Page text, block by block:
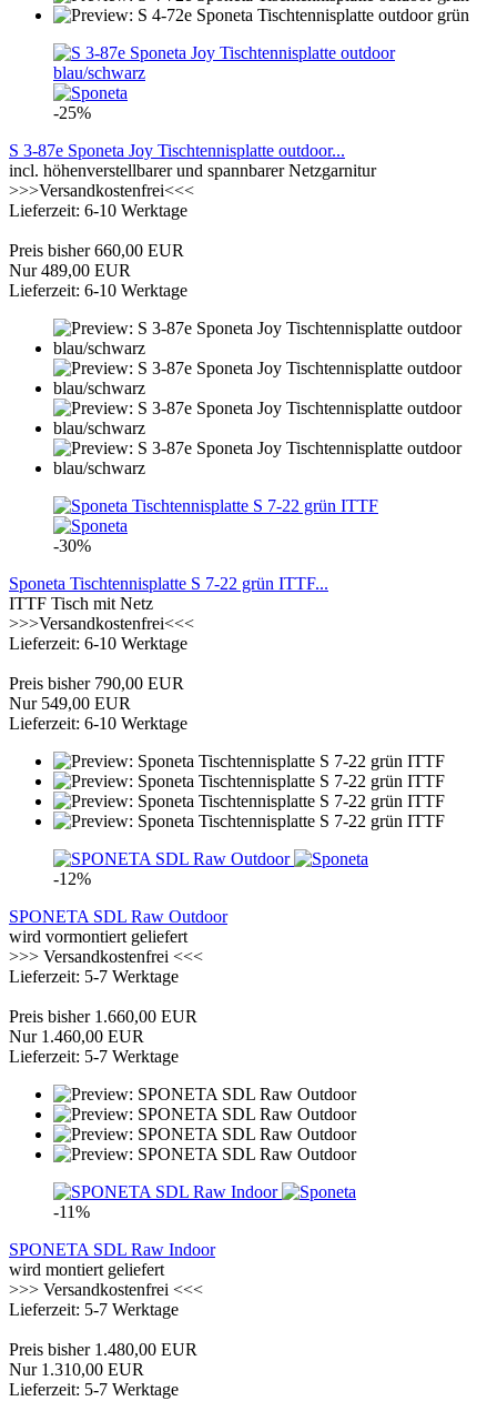
-25%
S 3-87e Sponeta Joy Tischtennisplatte outdoor...
incl. höhenverstellbarer und spannbarer Netzgarnitur
>>>Versandkostenfrei<<<
Lieferzeit: 6-10 Werktage
Preis bisher 660,00 EUR
Nur 489,00 EUR
Lieferzeit: 6-10 Werktage
-30%
Sponeta Tischtennisplatte S 7-22 grün ITTF...
ITTF Tisch mit Netz
>>>Versandkostenfrei<<<
Lieferzeit: 6-10 Werktage
Preis bisher 790,00 EUR
Nur 549,00 EUR
Lieferzeit: 6-10 Werktage
-12%
SPONETA SDL Raw Outdoor
wird vormontiert geliefert
>>> Versandkostenfrei <<<
Lieferzeit: 5-7 Werktage
Preis bisher 1.660,00 EUR
Nur 1.460,00 EUR
Lieferzeit: 5-7 Werktage
-11%
SPONETA SDL Raw Indoor
wird montiert geliefert
>>> Versandkostenfrei <<<
Lieferzeit: 5-7 Werktage
Preis bisher 1.480,00 EUR
Nur 1.310,00 EUR
Lieferzeit: 5-7 Werktage